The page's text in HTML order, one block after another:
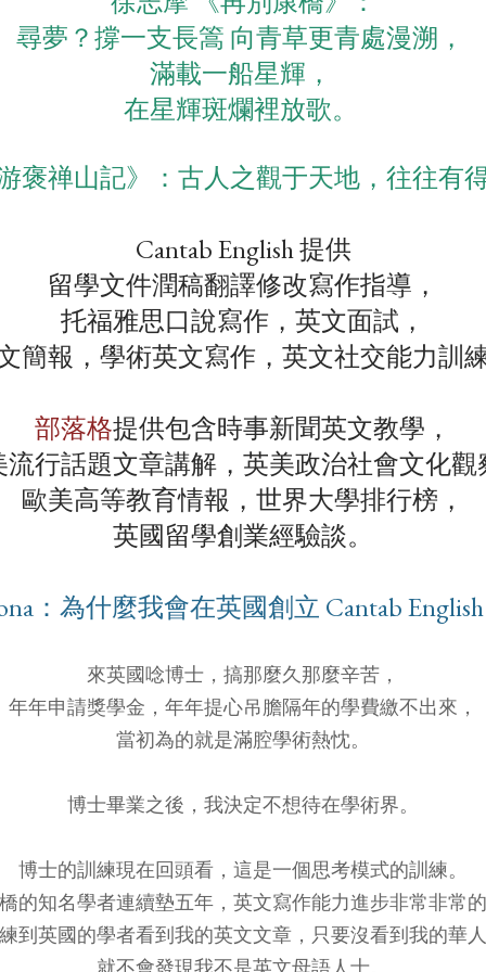
尋夢？撐一支長篙 向青草更青處漫溯，
滿載一船星輝，
在星輝斑爛裡放歌。
游褒禅山記》：古人之觀于天地，往往有得
Cantab English 提供
留學文件潤稿翻譯修改寫作指導，
托福雅思口說寫作，英文面試，
簡報，學術英文寫作，英文社交能力訓
部落格提供包含時事新聞英文教學，
流行話題文章講解，英美政治社會文化觀
歐美高等教育情報，世界大學排行榜，
英國留學創業經驗談。
：為什麼我會在英國創立 Cantab English
來英國唸博士，搞那麼久那麼辛苦，
年年申請獎學金，年年提心吊膽隔年的學費繳不出來，
當初為的就是滿腔學術熱忱。
博士畢業之後，我決定不想待在學術界。
博士的訓練現在回頭看，這是一個思考模式的訓練。
的知名學者連續墊五年，英文寫作能力進步非常非常的
到英國的學者看到我的英文文章，只要沒看到我的華人